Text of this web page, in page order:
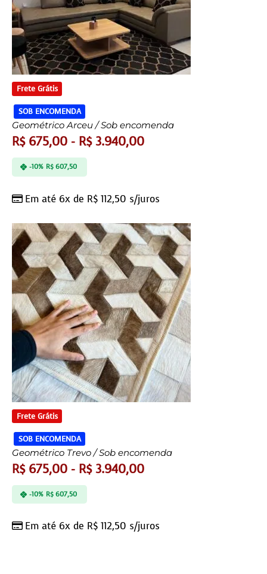
Frete Grátis
SOB ENCOMENDA
Geométrico Arceu / Sob encomenda
R$675,00 - R$3.940,00
Em até 6x de R$ 112,50 s/juros
-10% R$607,50
Frete Grátis
SOB ENCOMENDA
Geométrico Trevo / Sob encomenda
R$675,00 - R$3.940,00
Em até 6x de R$ 112,50 s/juros
-10% R$607,50